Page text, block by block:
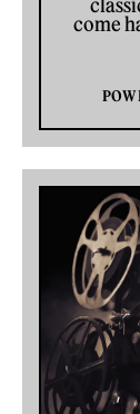
come